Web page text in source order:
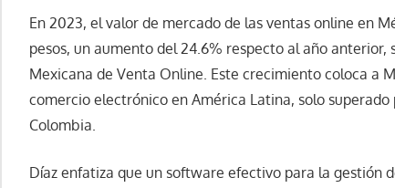
En 2023, el valor de mercado de las ventas online en
pesos, un aumento del 24.6% respecto al año anterior,
Mexicana de Venta Online. Este crecimiento coloca a
comercio electrónico en América Latina, solo
Colombia.
Díaz enfatiza que un software efectivo para la gestión